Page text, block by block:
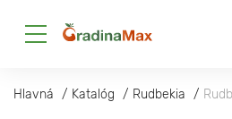
Hlavná Katalóg Rudbekia